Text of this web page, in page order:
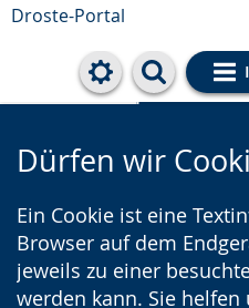
Droste-Portal
Cookie-
Dürfen wir
Ein Cookie ist eine
Browser auf dem
jeweils zu einer
werden kann. Sie